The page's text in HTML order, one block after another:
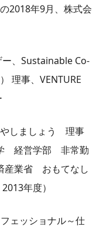
2018年9月、株式会
、Sustainable Co-
理事、VENTURE
しましょう 理事
学 経営学部 非常勤
産業省 おもてなし
年度）
ェッショナル～仕